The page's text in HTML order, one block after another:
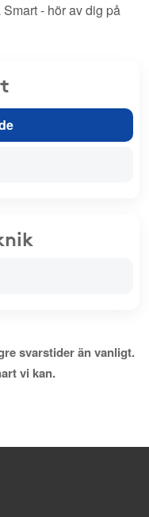
- hör av dig på
svarstider än vanligt.
vi kan.